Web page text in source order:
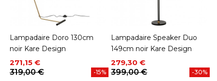
Lampadaire Doro 130cm
noir Kare Design
Prix
271,15 €
Prix de base
319,00 €
-15%
Lampadaire Speaker Duo
149cm noir Kare Design
Prix
279,30 €
Prix de base
399,00 €
-30%